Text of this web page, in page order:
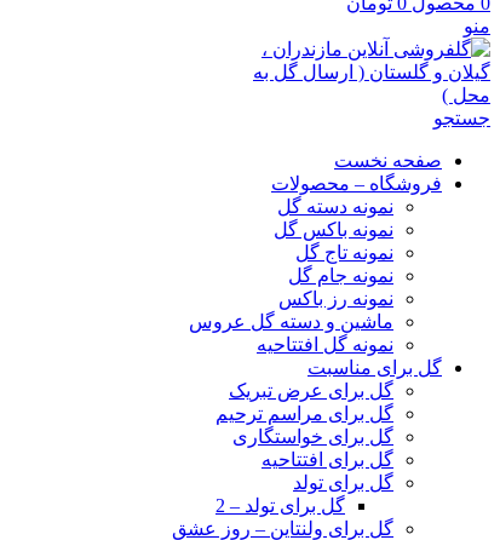
منو
جستجو
صفحه نخست
فروشگاه – محصولات
نمونه دسته گل
نمونه باکس گل
نمونه تاج گل
نمونه جام گل
نمونه رز باکس
ماشین و دسته گل عروس
نمونه گل افتتاحیه
گل برای مناسبت
گل برای عرض تبریک
گل برای مراسم ترحیم
گل برای خواستگاری
گل برای افتتاحیه
گل برای تولد
گل برای تولد – 2
گل برای ولنتاین – روز عشق